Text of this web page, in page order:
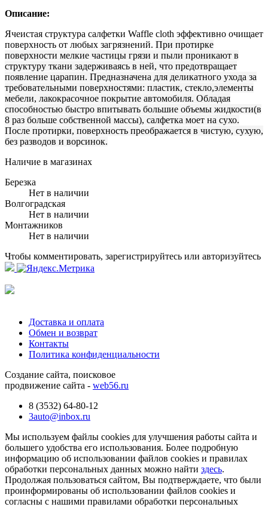
Описание:
Ячеистая структура салфетки Waffle cloth эффективно очищает
поверхность от любых загрязнений. При протирке
поверхности мелкие частицы грязи и пыли проникают в
структуру ткани задерживаясь в ней, что предотвращает
появление царапин. Предназначена для деликатного ухода за
требовательными поверхностями: пластик, стекло,элементы
мебели, лакокрасочное покрытие автомобиля. Обладая
способностью быстро впитывать большие объемы жидкости(в
8 раз больше собственной массы), салфетка моет на сухо.
После протирки, поверхность преображается в чистую, сухую,
без разводов и ворсинок.
Наличие в магазинах
Березка
Нет в наличии
Волгоградская
Нет в наличии
Монтажников
Нет в наличии
Чтобы комментировать, зарегистрируйтесь или авторизуйтесь
Доставка и оплата
Обмен и возврат
Контакты
Политика конфиденциальности
Создание сайта, поисковое
продвижение сайта - web56.ru
8 (3532) 64-80-12
3auto@inbox.ru
Мы используем файлы cookies для улучшения работы сайта и
большего удобства его использования. Более подробную
информацию об использовании файлов cookies и правилах
обработки персональных данных можно найти здесь.
Продолжая пользоваться сайтом, Вы подтверждаете, что были
проинформированы об использовании файлов cookies и
согласны с нашими правилами обработки персональных